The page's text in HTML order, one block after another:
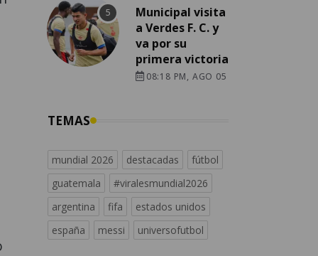
Municipal visita
a Verdes F. C. y
va por su
primera victoria
08:18 PM, AGO 05
TEMAS
mundial 2026 destacadas
fútbol
guatemala
#viralesmundial2026
argentina
fifa
estados unidos
españa
messi universofutbol